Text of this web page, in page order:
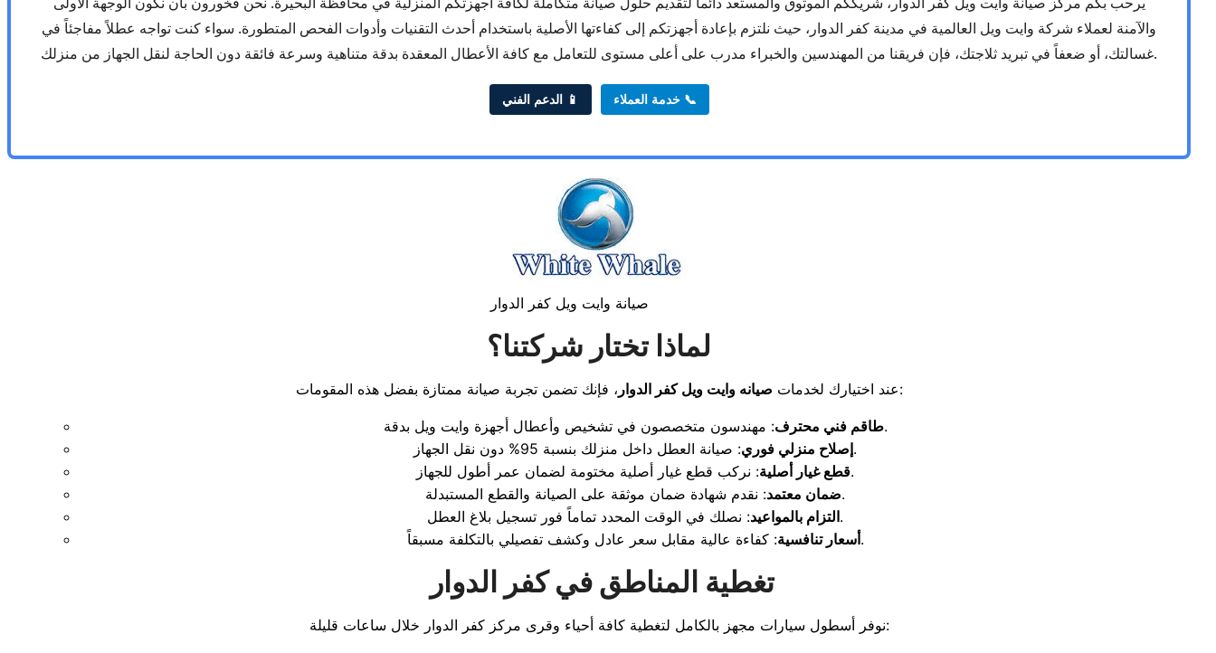
والآمنة لعملاء شركة وايت ويل العالمية في مدينة كفر الدوار، حيث نلتزم بإعادة أجهزتكم إلى كفاءتها الأصلية باستخدام أحدث التقنيات وأدوات الفحص المتطورة. سواء كنت تواجه عطلاً مفاجئاً في
غسالتك، أو ضعفاً في تبريد ثلاجتك، فإن فريقنا من المهندسين والخبراء مدرب على أعلى مستوى للتعامل مع كافة الأعطال المعقدة بدقة متناهية وسرعة فائقة دون الحاجة لنقل الجهاز من منزلك.
📞 خدمة العملاء 📱 الدعم الفني
صيانة وايت ويل كفر الدوار
عند اختيارك لخدمات صيانه وايت ويل كفر الدوار ، فإنك تضمن تجربة صيانة ممتازة بفضل هذه المقومات:
طاقم فني محترف: مهندسون متخصصون في تشخيص وأعطال أجهزة وايت ويل بدقة.
إصلاح منزلي فوري: صيانة العطل داخل منزلك بنسبة 95% دون نقل الجهاز.
قطع غيار أصلية: نركب قطع غيار أصلية مختومة لضمان عمر أطول للجهاز.
ضمان معتمد: نقدم شهادة ضمان موثقة على الصيانة والقطع المستبدلة.
التزام بالمواعيد: نصلك في الوقت المحدد تماماً فور تسجيل بلاغ العطل.
أسعار تنافسية: كفاءة عالية مقابل سعر عادل وكشف تفصيلي بالتكلفة مسبقاً.
تغطية المناطق في كفر الدوار
نوفر أسطول سيارات مجهز بالكامل لتغطية كافة أحياء وقرى مركز كفر الدوار خلال ساعات قليلة: